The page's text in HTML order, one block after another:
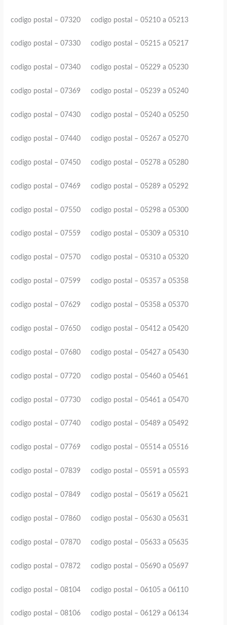
codigo postal – 07320 codigo postal – 05210 a 05213
codigo postal – 07330 codigo postal – 05215 a 05217
codigo postal – 07340 codigo postal – 05229 a 05230
codigo postal – 07369 codigo postal – 05239 a 05240
codigo postal – 07430 codigo postal – 05240 a 05250
codigo postal – 07440 codigo postal – 05267 a 05270
codigo postal – 07450 codigo postal – 05278 a 05280
codigo postal – 07469 codigo postal – 05289 a 05292
codigo postal – 07550 codigo postal – 05298 a 05300
codigo postal – 07559 codigo postal – 05309 a 05310
codigo postal – 07570 codigo postal – 05310 a 05320
codigo postal – 07599 codigo postal – 05357 a 05358
codigo postal – 07629 codigo postal – 05358 a 05370
codigo postal – 07650 codigo postal – 05412 a 05420
codigo postal – 07680 codigo postal – 05427 a 05430
codigo postal – 07720 codigo postal – 05460 a 05461
codigo postal – 07730 codigo postal – 05461 a 05470
codigo postal – 07740 codigo postal – 05489 a 05492
codigo postal – 07769 codigo postal – 05514 a 05516
codigo postal – 07839 codigo postal – 05591 a 05593
codigo postal – 07849 codigo postal – 05619 a 05621
codigo postal – 07860 codigo postal – 05630 a 05631
codigo postal – 07870 codigo postal – 05633 a 05635
codigo postal – 07872 codigo postal – 05690 a 05697
codigo postal – 08104 codigo postal – 06105 a 06110
codigo postal – 08106 codigo postal – 06129 a 06134